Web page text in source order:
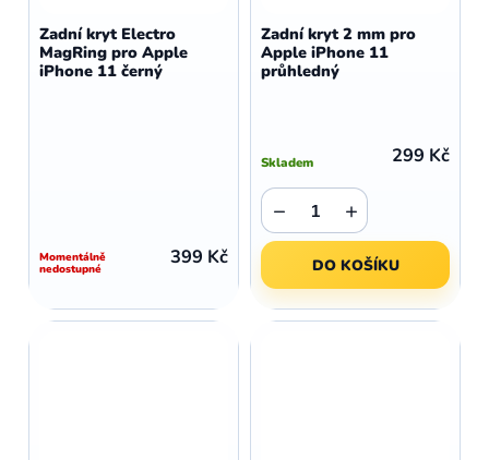
Zadní kryt Electro
MagRing pro Apple
iPhone 11 černý
Momentálně
nedostupné 399 Kč
Zadní kryt 2 mm pro
Apple iPhone 11
průhledný
Skladem 299 Kč
+
−
DO KOŠÍKU